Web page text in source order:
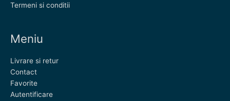
Termeni si conditii
Meniu
Livrare si retur
Contact
Favorite
Autentificare